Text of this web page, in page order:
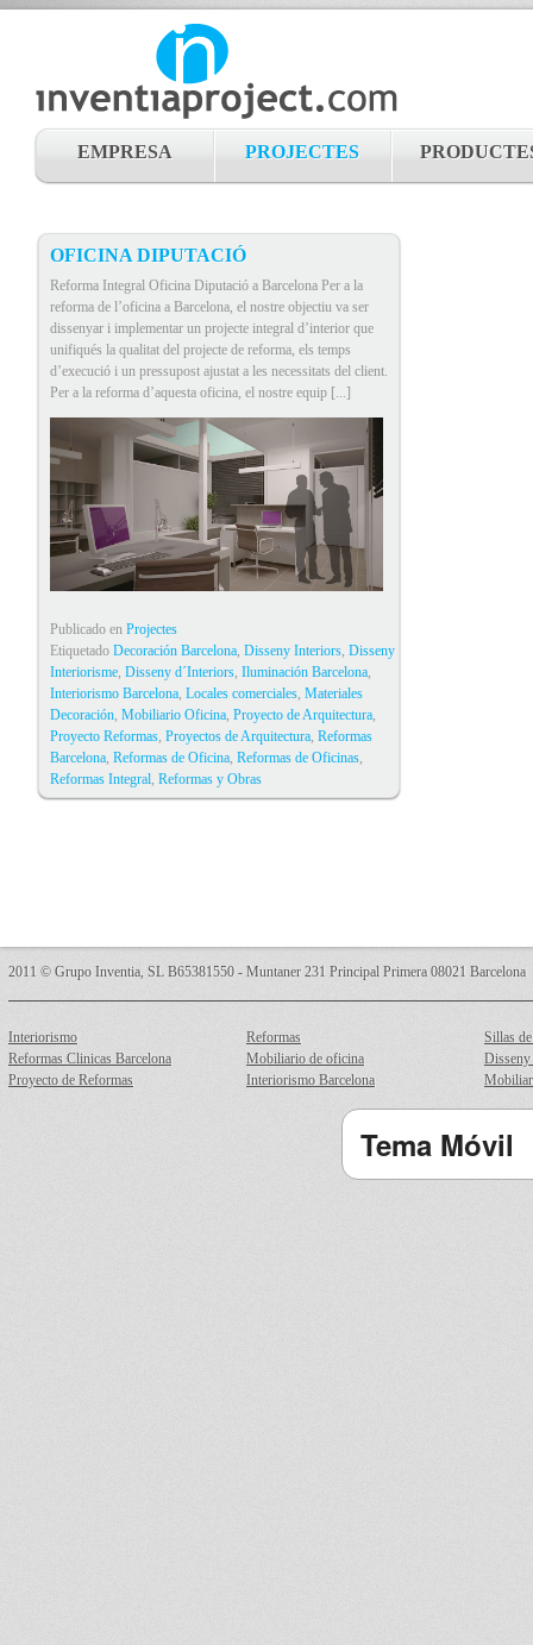
EMPRESA PROJECTES
OFICINA DIPUTACIÓ
Reforma Integral Oficina Diputació a Barcelona Per a la
reforma de l’oficina a Barcelona, el nostre objectiu va ser
dissenyar i implementar un projecte integral d’interior que
unifiqués la qualitat del projecte de reforma, els temps
d’execució i un pressupost ajustat a les necessitats del client.
Per a la reforma d’aquesta oficina, el nostre equip [...]
Publicado en Projectes
Etiquetado Decoración Barcelona, Disseny Interiors, Disseny
Interiorisme, Disseny d´Interiors, Iluminación Barcelona,
Interiorismo Barcelona, Locales comerciales, Materiales
Decoración, Mobiliario Oficina, Proyecto de Arquitectura,
Proyecto Reformas, Proyectos de Arquitectura, Reformas
Barcelona, Reformas de Oficina, Reformas de Oficinas,
Reformas Integral, Reformas y Obras
2011 © Grupo Inventia, SL B65381550 - Muntaner 231 Principal Primera 08021 Barcelona
Interiorismo Reformas
Sillas
Reformas Clinicas Barcelona
Mobiliario de oficina
Proyecto de Reformas
Interiorismo Barcelona
Tema Móvil